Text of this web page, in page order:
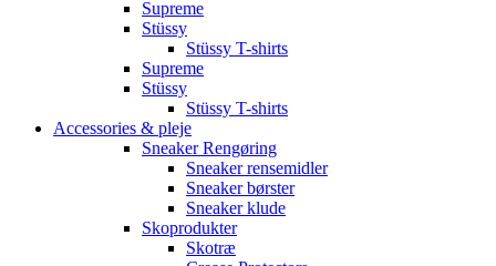
Supreme
Stüssy
Stüssy T-shirts
Supreme
Stüssy
Stüssy T-shirts
Accessories & pleje
Sneaker Rengøring
Sneaker rensemidler
Sneaker børster
Sneaker klude
Skoprodukter
Skotræ